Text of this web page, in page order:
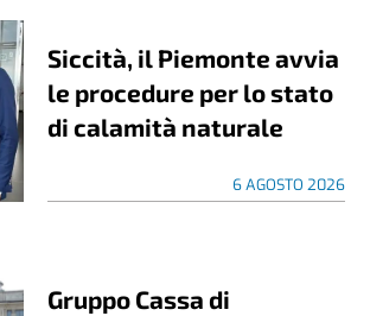
Siccità, il Piemonte avvia
le procedure per lo stato
di calamità naturale
6 AGOSTO 2026
Gruppo Cassa di